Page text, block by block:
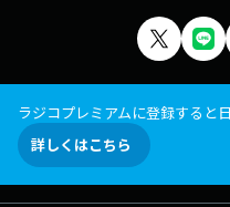
ラジコプレミアムに登録すると
詳しくはこちら